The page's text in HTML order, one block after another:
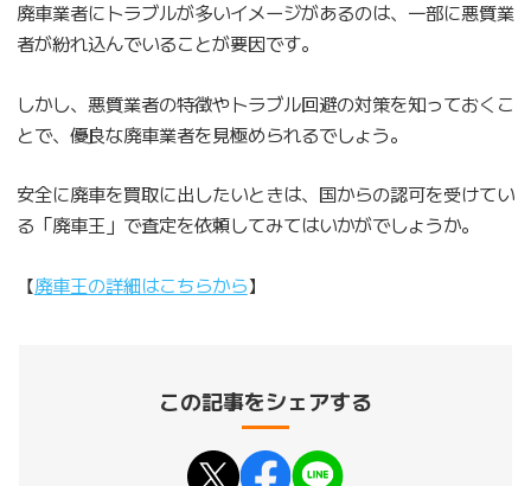
廃車業者にトラブルが多いイメージがあるのは、一部に悪質業
者が紛れ込んでいることが要因です。
しかし、悪質業者の特徴やトラブル回避の対策を知っておくこ
とで、優良な廃車業者を見極められるでしょう。
安全に廃車を買取に出したいときは、国からの認可を受けてい
る「廃車王」で査定を依頼してみてはいかがでしょうか。
【廃車王の詳細はこちらから】
この記事をシェアする